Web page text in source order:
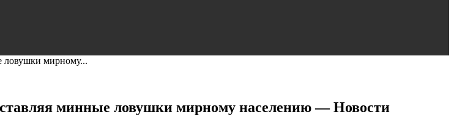
ловушки мирному...
минные ловушки мирному населению — Новости